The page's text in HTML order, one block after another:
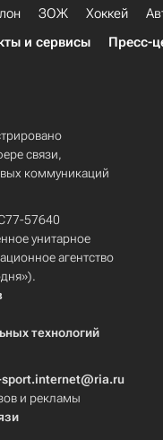
ЗОЖ Хоккей
и сервисы Пресс-
связи,
коммуникаций
57640
унитарное
агентство
технологий
sport.internet@ria.ru
и рекламы